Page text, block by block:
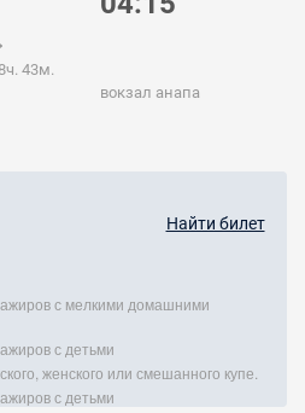
43м.
вокзал анапа
Найти билет
с мелкими домашними
с детьми
женского или смешанного купе.
с детьми